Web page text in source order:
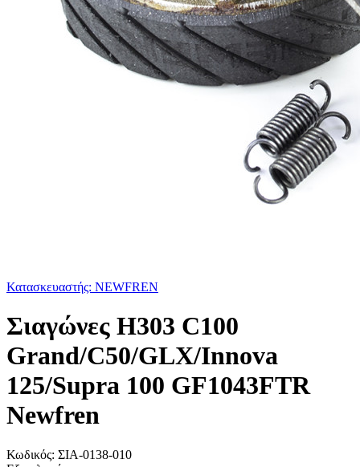
Κατασκευαστής: NEWFREN
Σιαγώνες H303 C100
Grand/C50/GLX/Innova
125/Supra 100 GF1043FTR
Newfren
Κωδικός: ΣΙΑ-0138-010